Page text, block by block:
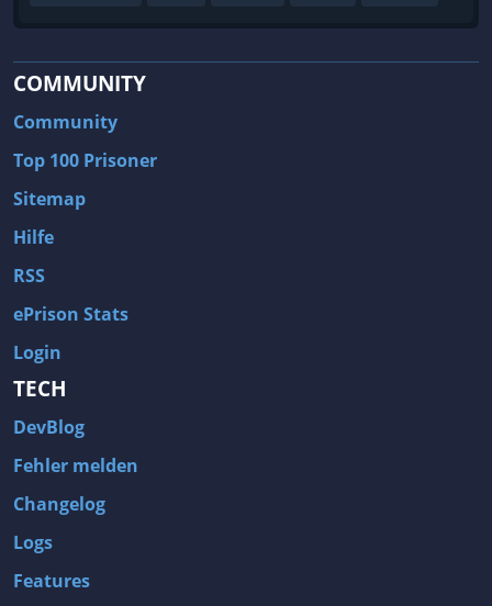
COMMUNITY
Community
Top 100 Prisoner
Sitemap
Hilfe
RSS
ePrison Stats
Login
TECH
DevBlog
Fehler melden
Changelog
Logs
Features